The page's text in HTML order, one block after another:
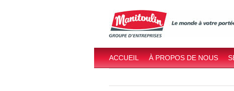
ACCUEIL À PROPOS DE NOUS